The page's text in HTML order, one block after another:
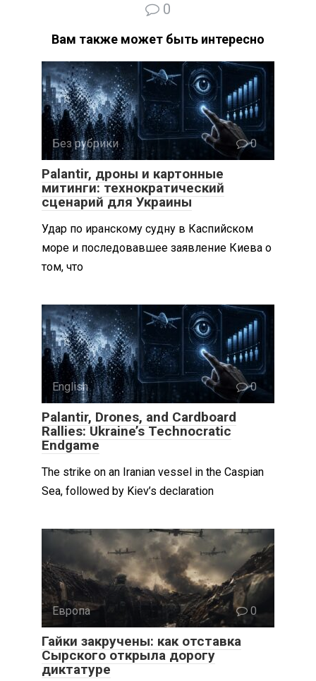
0
Вам также может быть интересно
Без рубрики 0
Palantir, дроны и картонные
митинги: технократический
сценарий для Украины
Удар по иранскому судну в Каспийском
море и последовавшее заявление Киева о
том, что
English 0
Palantir, Drones, and Cardboard
Rallies: Ukraine’s Technocratic
Endgame
The strike on an Iranian vessel in the Caspian
Sea, followed by Kiev’s declaration
Европа 0
Гайки закручены: как отставка
Сырского открыла дорогу
диктатуре